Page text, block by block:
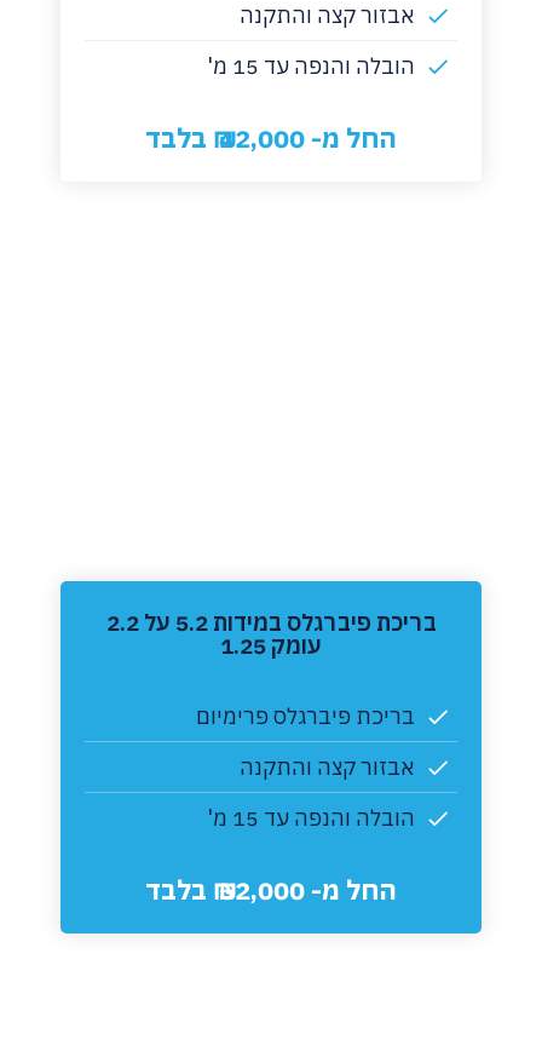
אבזור קצה והתקנה
הובלה והנפה עד 15 מ'
החל מ- 42,000 ₪ בלבד
‏בריכת פיברגלס במידות 5.2 על 2.2
עומק 1.25
בריכת פיברגלס פרימיום
אבזור קצה והתקנה
הובלה והנפה עד 15 מ'
החל מ- 52,000 ₪ בלבד